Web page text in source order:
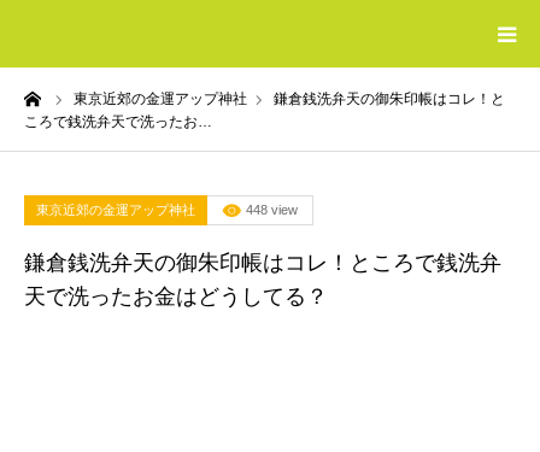
東京近郊の金運アップ神社
鎌倉銭洗弁天の御朱印帳はコレ！と
ころで銭洗弁天で洗ったお…
東京近郊の金運アップ神社 448 view
鎌倉銭洗弁天の御朱印帳はコレ！ところで銭洗弁
天で洗ったお金はどうしてる？
HOME
おすすめの婚活サイト